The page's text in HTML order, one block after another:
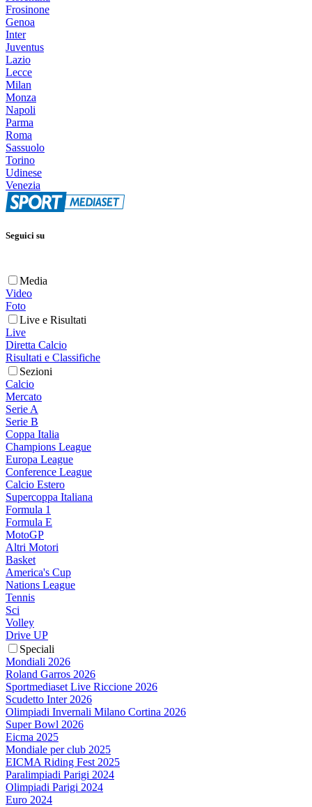
Frosinone
Genoa
Inter
Juventus
Lazio
Lecce
Milan
Monza
Napoli
Parma
Roma
Sassuolo
Torino
Udinese
Venezia
Seguici su
Media
Video
Foto
Live e Risultati
Live
Diretta Calcio
Risultati e Classifiche
Sezioni
Calcio
Mercato
Serie A
Serie B
Coppa Italia
Champions League
Europa League
Conference League
Calcio Estero
Supercoppa Italiana
Formula 1
Formula E
MotoGP
Altri Motori
Basket
America's Cup
Nations League
Tennis
Sci
Volley
Drive UP
Speciali
Mondiali 2026
Roland Garros 2026
Sportmediaset Live Riccione 2026
Scudetto Inter 2026
Olimpiadi Invernali Milano Cortina 2026
Super Bowl 2026
Eicma 2025
Mondiale per club 2025
EICMA Riding Fest 2025
Paralimpiadi Parigi 2024
Olimpiadi Parigi 2024
Euro 2024